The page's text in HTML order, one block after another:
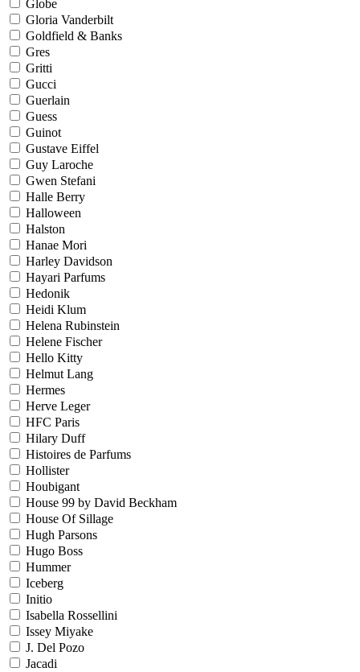
Globe
Gloria Vanderbilt
Goldfield & Banks
Gres
Gritti
Gucci
Guerlain
Guess
Guinot
Gustave Eiffel
Guy Laroche
Gwen Stefani
Halle Berry
Halloween
Halston
Hanae Mori
Harley Davidson
Hayari Parfums
Hedonik
Heidi Klum
Helena Rubinstein
Helene Fischer
Hello Kitty
Helmut Lang
Hermes
Herve Leger
HFC Paris
Hilary Duff
Histoires de Parfums
Hollister
Houbigant
House 99 by David Beckham
House Of Sillage
Hugh Parsons
Hugo Boss
Hummer
Iceberg
Initio
Isabella Rossellini
Issey Miyake
J. Del Pozo
Jacadi